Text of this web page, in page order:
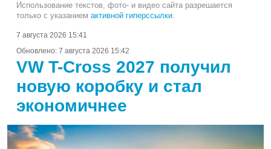
Использование текстов, фото- и видео сайта разрешается
только с указанием активной гиперссылки.
7 августа 2026 15:41
Обновлено: 7 августа 2026 15:42
VW T-Cross 2027 получил
новую коробку и стал
экономичнее